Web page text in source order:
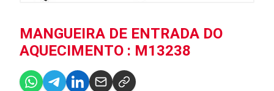
MANGUEIRA DE ENTRADA DO
AQUECIMENTO : M13238